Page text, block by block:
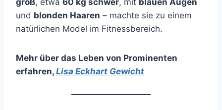
und blonden Haaren – machte sie zu einem
natürlichen Model im Fitnessbereich.
Mehr über das Leben von Prominenten
erfahren, Lisa Eckhart Gewicht